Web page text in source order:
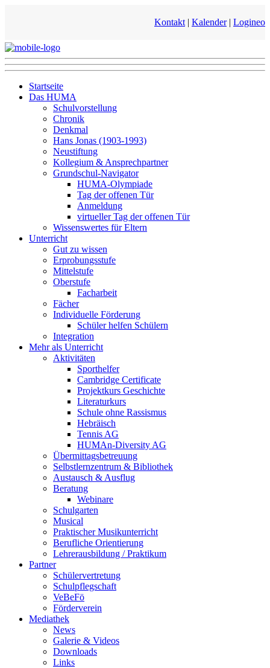
Kontakt | Kalender| Logineo
Startseite
Das HUMA
Schulvorstellung
Chronik
Denkmal
Hans Jonas (1903-1993)
Neustiftung
Kollegium & Ansprechpartner
Grundschul-Navigator
HUMA-Olympiade
Tag der offenen Tür
Anmeldung
virtueller Tag der offenen Tür
Wissenswertes für Eltern
Unterricht
Gut zu wissen
Erprobungsstufe
Mittelstufe
Oberstufe
Facharbeit
Fächer
Individuelle Förderung
Schüler helfen Schülern
Integration
Mehr als Unterricht
Aktivitäten
Sporthelfer
Cambridge Certificate
Projektkurs Geschichte
Literaturkurs
Schule ohne Rassismus
Hebräisch
Tennis AG
HUMAn-Diversity AG
Übermittagsbetreuung
Selbstlernzentrum & Bibliothek
Austausch & Ausflug
Beratung
Webinare
Schulgarten
Musical
Praktischer Musikunterricht
Berufliche Orientierung
Lehrerausbildung / Praktikum
Partner
Schülervertretung
Schulpflegschaft
VeBeFö
Förderverein
Mediathek
News
Galerie & Videos
Downloads
Links